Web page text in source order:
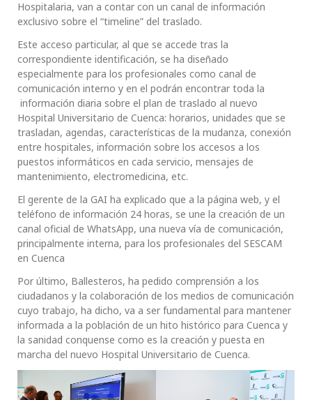
Hospitalaria, van a contar con un canal de información
exclusivo sobre el “timeline” del traslado.
Este acceso particular, al que se accede tras la
correspondiente identificación, se ha diseñado
especialmente para los profesionales como canal de
comunicación interno y en el podrán encontrar toda la
información diaria sobre el plan de traslado al nuevo
Hospital Universitario de Cuenca: horarios, unidades que se
trasladan, agendas, características de la mudanza, conexión
entre hospitales, información sobre los accesos a los
puestos informáticos en cada servicio, mensajes de
mantenimiento, electromedicina, etc.
El gerente de la GAI ha explicado que a la página web, y el
teléfono de información 24 horas, se une la creación de un
canal oficial de WhatsApp, una nueva vía de comunicación,
principalmente interna, para los profesionales del SESCAM
en Cuenca
Por último, Ballesteros, ha pedido comprensión a los
ciudadanos y la colaboración de los medios de comunicación
cuyo trabajo, ha dicho, va a ser fundamental para mantener
informada a la población de un hito histórico para Cuenca y
la sanidad conquense como es la creación y puesta en
marcha del nuevo Hospital Universitario de Cuenca.